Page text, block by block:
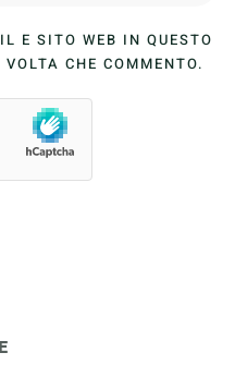
E SITO WEB IN QUESTO
CHE COMMENTO.